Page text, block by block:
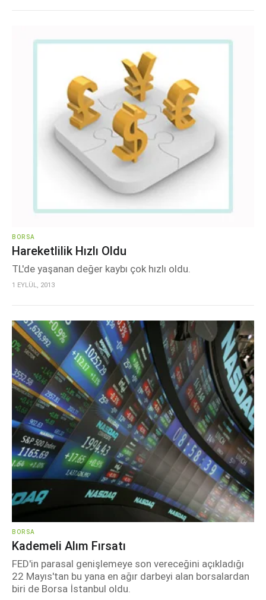
BORSA
Hareketlilik Hızlı Oldu
TL'de yaşanan değer kaybı çok hızlı oldu.
1 EYLÜL, 2013
BORSA
Kademeli Alım Fırsatı
FED'in parasal genişlemeye son vereceğini açıkladığı
22 Mayıs'tan bu yana en ağır darbeyi alan borsalardan
biri de Borsa İstanbul oldu.